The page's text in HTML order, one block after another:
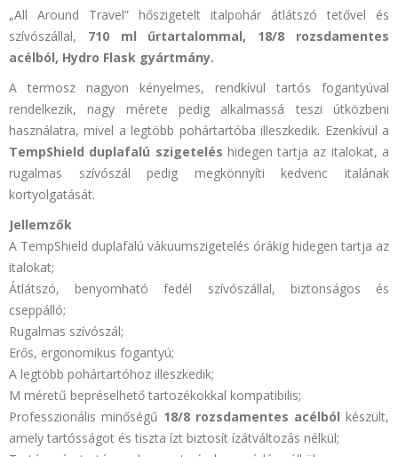
„All Around Travel” hőszigetelt italpohár átlátszó tetővel és
szívószállal, 710 ml űrtartalommal,
18/8 rozsdamentes
acélból, Hydro Flask gyártmány.
A termosz nagyon kényelmes, rendkívül tartós fogantyúval
rendelkezik, nagy mérete pedig alkalmassá teszi útközbeni
használatra, mivel a legtöbb pohártartóba illeszkedik. Ezenkívül a
TempShield duplafalú szigetelés hidegen tartja az italokat, a
rugalmas szívószál pedig megkönnyíti kedvenc italának
kortyolgatását.
Jellemzők
A TempShield duplafalú vákuumszigetelés órákig hidegen tartja az
italokat;
Átlátszó, benyomható fedél szívószállal, biztonságos és
cseppálló;
Rugalmas szívószál;
Erős, ergonomikus fogantyú;
A legtöbb pohártartóhoz illeszkedik;
M méretű bepréselhető tartozékokkal kompatibilis;
Professzionális minőségű 18/8 rozsdamentes acélból készült,
amely tartósságot és tiszta ízt biztosít ízátváltozás nélkül;